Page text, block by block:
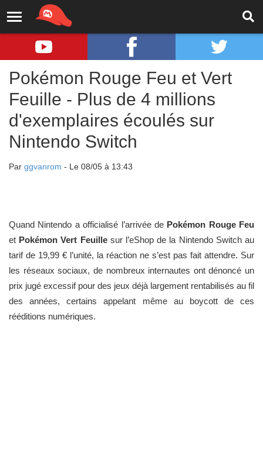
Pokémon Rouge Feu et Vert
Feuille - Plus de 4 millions
d'exemplaires écoulés sur
Nintendo Switch
Par ggvanrom - Le 08/05 à 13:43
Quand Nintendo a officialisé l’arrivée de Pokémon Rouge Feu
et Pokémon Vert Feuillesur l’eShop de la Nintendo Switch au
tarif de 19,99 € l’unité, la réaction ne s’est pas fait attendre. Sur
les réseaux sociaux, de nombreux internautes ont dénoncé un
prix jugé excessif pour des jeux déjà largement rentabilisés au fil
des années, certains appelant même au boycott de ces
rééditions numériques.